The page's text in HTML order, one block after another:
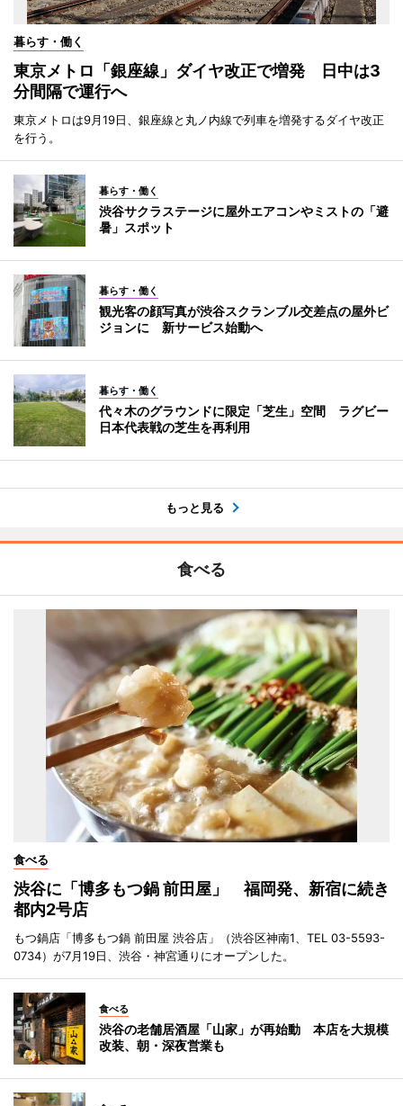
暮らす・働く
東京メトロ「銀座線」ダイヤ改正で増発 日中は3
分間隔で運行へ
東京メトロは9月19日、銀座線と丸ノ内線で列車を増発するダイヤ改正
を行う。
暮らす・働く
渋谷サクラステージに屋外エアコンやミストの「避
暑」スポット
暮らす・働く
観光客の顔写真が渋谷スクランブル交差点の屋外ビ
ジョンに 新サービス始動へ
暮らす・働く
代々木のグラウンドに限定「芝生」空間 ラグビー
日本代表戦の芝生を再利用
もっと見る
食べる
食べる
渋谷に「博多もつ鍋 前田屋」 福岡発、新宿に続き
都内2号店
もつ鍋店「博多もつ鍋 前田屋 渋谷店」（渋谷区神南1、TEL 03-5593-
0734）が7月19日、渋谷・神宮通りにオープンした。
食べる
渋谷の老舗居酒屋「山家」が再始動 本店を大規模
改装、朝・深夜営業も